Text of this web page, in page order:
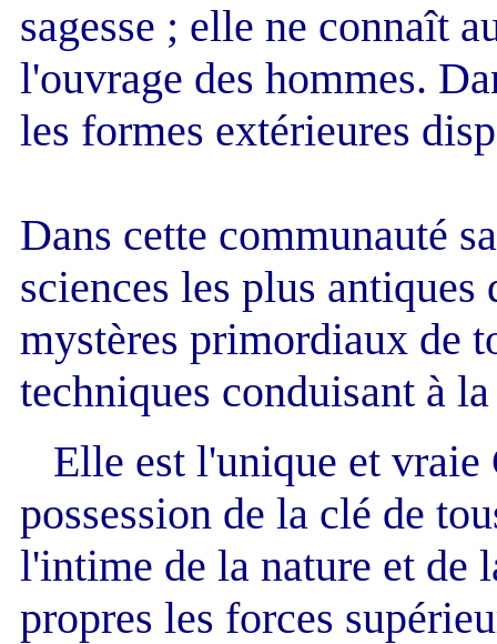
sagesse ; elle ne connaît
l'ouvrage des hommes.
les formes extérieures
Dans cette communauté
sciences les plus
mystères primordiaux de
techniques conduisant à
Elle est l'unique et vraie
possession de la clé de
l'intime de la nature et de
propres les forces